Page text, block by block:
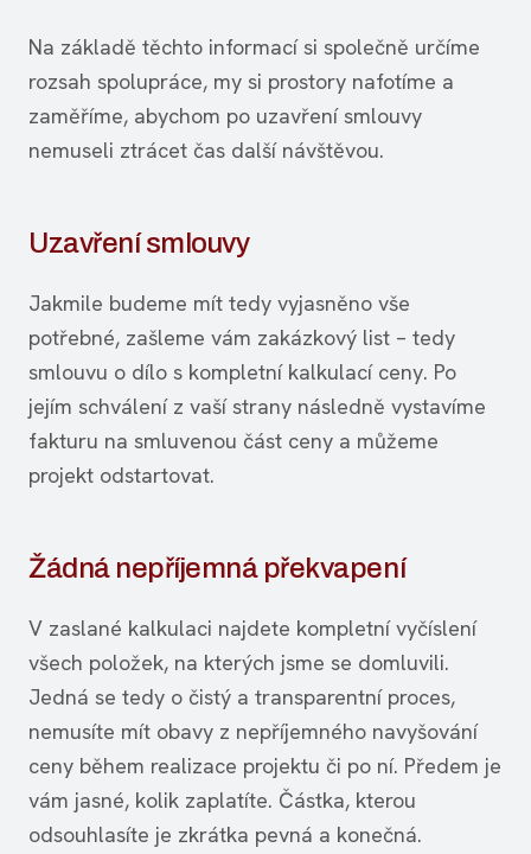
Na základě těchto informací si společně určíme
rozsah spolupráce, my si prostory nafotíme a
zaměříme, abychom po uzavření smlouvy
nemuseli ztrácet čas další návštěvou.
Uzavření smlouvy
Jakmile budeme mít tedy vyjasněno vše
potřebné, zašleme vám zakázkový list – tedy
smlouvu o dílo s kompletní kalkulací ceny. Po
jejím schválení z vaší strany následně vystavíme
fakturu na smluvenou část ceny a můžeme
projekt odstartovat.
Žádná nepříjemná překvapení
V zaslané kalkulaci najdete kompletní vyčíslení
všech položek, na kterých jsme se domluvili.
Jedná se tedy o čistý a transparentní proces,
nemusíte mít obavy z nepříjemného navyšování
ceny během realizace projektu či po ní. Předem je
vám jasné, kolik zaplatíte. Částka, kterou
odsouhlasíte je zkrátka pevná a konečná.